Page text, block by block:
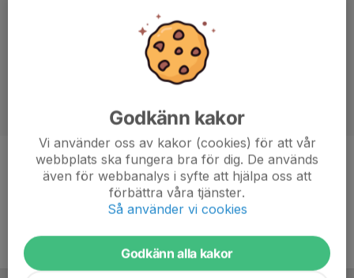
Position
-
10 år
Godkänn kakor
Vi använder oss av kakor (cookies) för att vår
webbplats ska fungera bra för dig. De används
även för webbanalys i syfte att hjälpa oss att
förbättra våra tjänster.
Så använder vi cookies
Godkänn alla kakor